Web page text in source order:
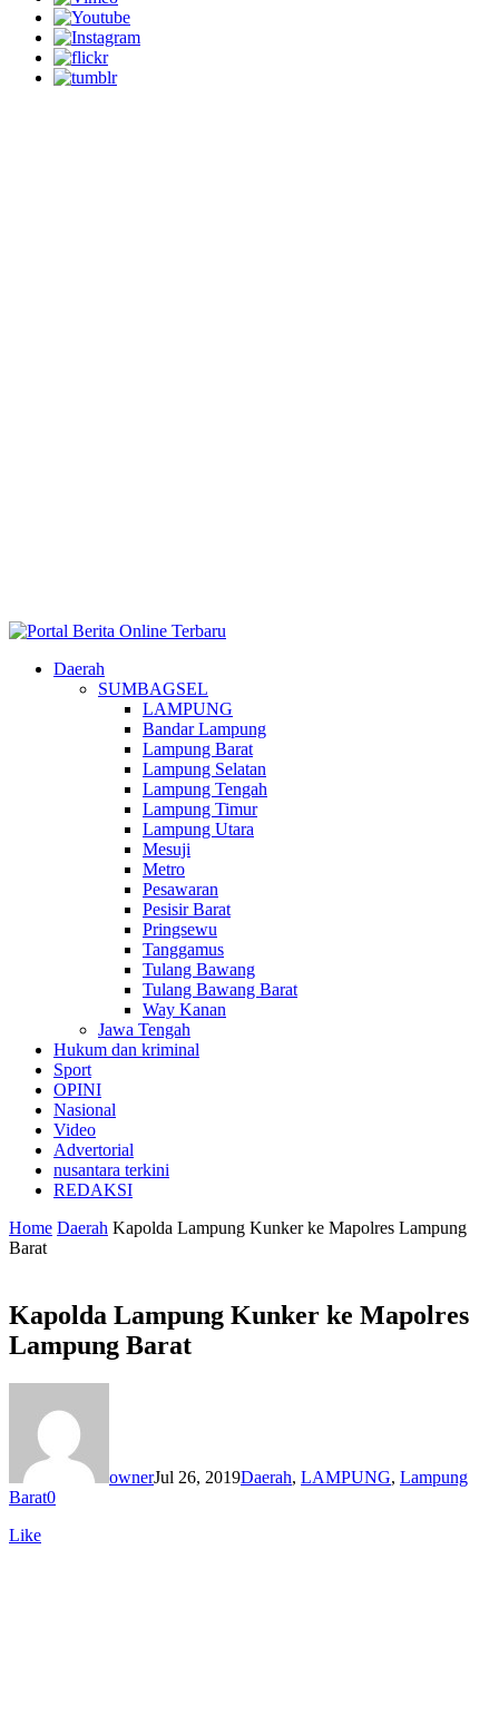
Daerah
SUMBAGSEL
LAMPUNG
Bandar Lampung
Lampung Barat
Lampung Selatan
Lampung Tengah
Lampung Timur
Lampung Utara
Mesuji
Metro
Pesawaran
Pesisir Barat
Pringsewu
Tanggamus
Tulang Bawang
Tulang Bawang Barat
Way Kanan
Jawa Tengah
Hukum dan kriminal
Sport
OPINI
Nasional
Video
Advertorial
nusantara terkini
REDAKSI
Home Daerah Kapolda Lampung Kunker ke Mapolres Lampung
Barat
Kapolda Lampung Kunker ke Mapolres
Lampung Barat
ownerJul 26, 2019Daerah, LAMPUNG, Lampung
Barat0
Like